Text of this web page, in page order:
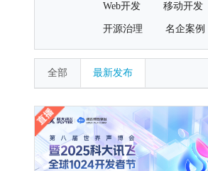
Web开发 移动开发
开源治理 名企案例
全部 最新发布